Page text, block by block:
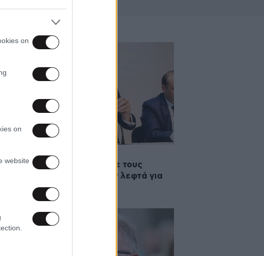
on
on
website
Ντάισελμπλουμ: Ρωτήστε τους
πολιτικούς πού θα βρουν λεφτά για
μειώσεις φόρων